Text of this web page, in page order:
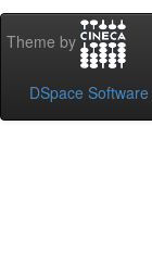
Theme by
DSpace Software